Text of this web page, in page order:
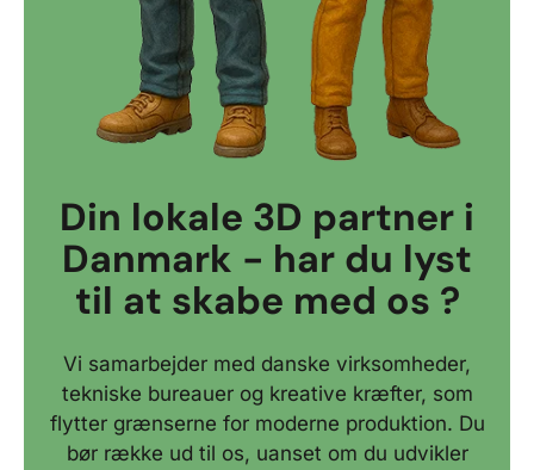
Din lokale 3D partner i
Danmark - har du lyst
til at skabe med os ?
Vi samarbejder med danske virksomheder,
tekniske bureauer og kreative kræfter, som
flytter grænserne for moderne produktion. Du
bør række ud til os, uanset om du udvikler